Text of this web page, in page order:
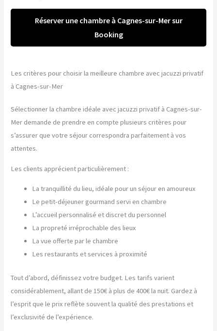
Réserver une chambre à Cagnes-sur-Mer sur
Booking
Les critères pour choisir la meilleure chambre avec jacuzzi privatif
à Cagnes-sur-Mer
Sélectionner la chambre idéale avec jacuzzi privatif à Cagnes-sur-
Mer demande de prendre en compte plusieurs critères pour
s’assurer que votre séjour correspondra parfaitement à vos
attentes.
Les clients apprécient particulièrement :
La tranquillité du lieu, idéale pour un séjour en amoureux
Le petit-déjeuner gourmand servi en chambre
L’accueil personnalisé et discret du personnel
La propreté irréprochable des lieux
La vue offerte par le chambre
Les restaurants et services à proximité
Tout d’abord, définissez votre budget. Les tarifs varient
considérablement, allant de 150€ à plus de 400€ la nuit. Gardez à
l’esprit que le prix reflète souvent la qualité des prestations et
l’exclusivité de l’expérience.